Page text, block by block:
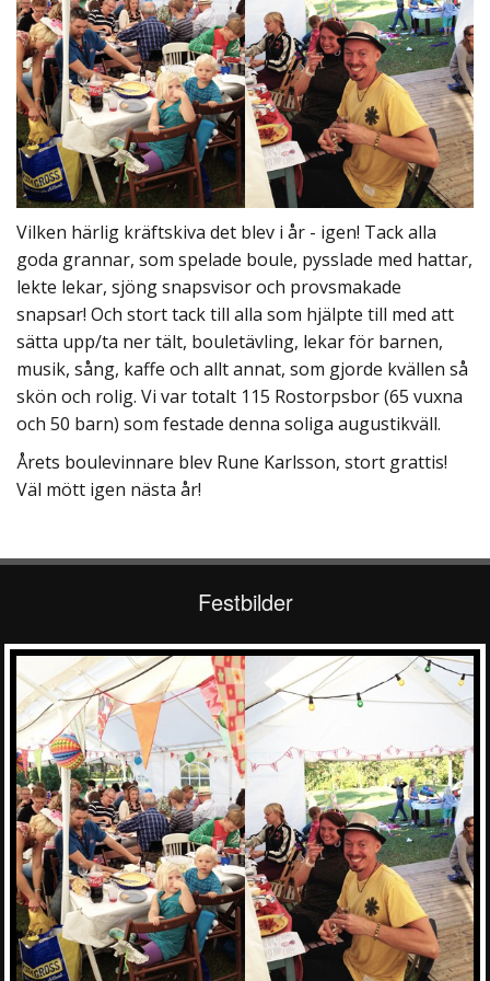
Vilken härlig kräftskiva det blev i år - igen! Tack alla
goda grannar, som spelade boule, pysslade med hattar,
lekte lekar, sjöng snapsvisor och provsmakade
snapsar! Och stort tack till alla som hjälpte till med att
sätta upp/ta ner tält, bouletävling, lekar för barnen,
musik, sång, kaffe och allt annat, som gjorde kvällen så
skön och rolig. Vi var totalt 115 Rostorpsbor (65 vuxna
och 50 barn) som festade denna soliga augustikväll.
Årets boulevinnare blev Rune Karlsson, stort grattis!
Väl mött igen nästa år!
Festbilder